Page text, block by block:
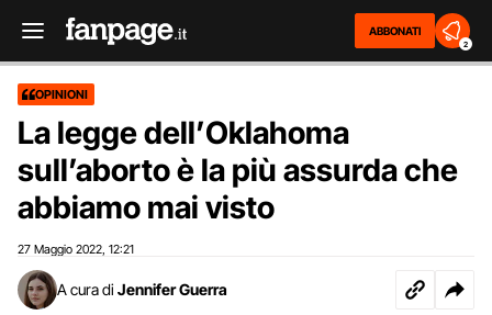
ABBONATI
2
OPINIONI
La legge dell’Oklahoma
sull’aborto è la più assurda che
abbiamo mai visto
27 Maggio 2022 12:21
A cura di Jennifer Guerra